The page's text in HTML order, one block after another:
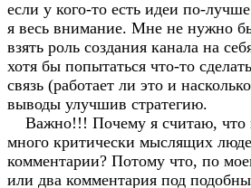
если у кого-то есть идеи по-
я весь внимание. Мне не нужно
взять роль создания канала на
хотя бы попытаться что-то
связь (работает ли это и
выводы улучшив стратегию.
Важно!!! Почему я считаю, что
много критически мыслящих
комментарии? Потому что, по
или два комментария под